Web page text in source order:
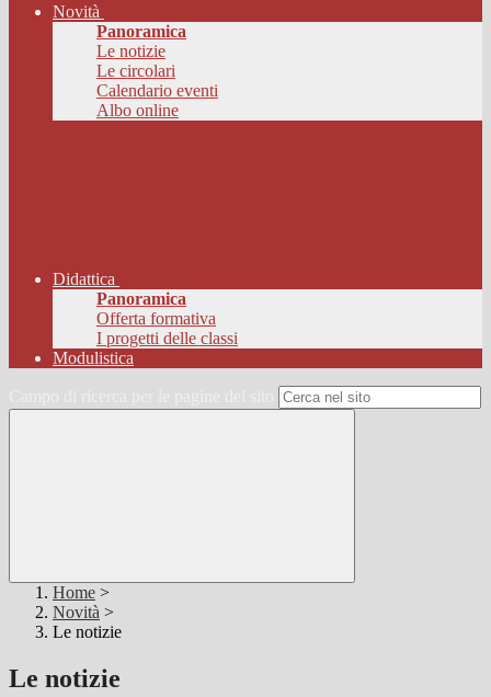
Novità
Panoramica
Le notizie
Le circolari
Calendario eventi
Albo online
Didattica
Panoramica
Offerta formativa
I progetti delle classi
Modulistica
Home >
Novità >
Le notizie
Le notizie